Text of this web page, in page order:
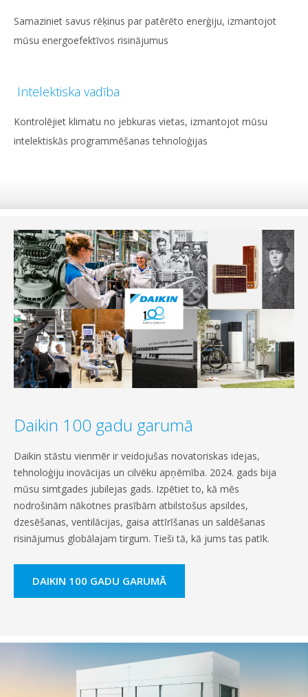
Samaziniet savus rēķinus par patērēto enerģiju, izmantojot
mūsu energoefektīvos risinājumus
Intelektiska vadība
Kontrolējiet klimatu no jebkuras vietas, izmantojot mūsu
intelektiskās programmēšanas tehnoloģijas
Daikin 100 gadu garumā
Daikin stāstu vienmēr ir veidojušas novatoriskas idejas,
tehnoloģiju inovācijas un cilvēku apņēmība. 2024. gads bija
mūsu simtgades jubilejas gads. Izpētiet to, kā mēs
nodrošinām nākotnes prasībām atbilstošus apsildes,
dzesēšanas, ventilācijas, gaisa attīrīšanas un saldēšanas
risinājumus globālajam tirgum. Tieši tā, kā jums tas patīk.
DAIKIN 100 GADU GARUMĀ